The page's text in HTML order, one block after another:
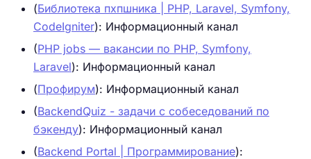
(Библиотека пхпшника | PHP, Laravel, Symfony,
CodeIgniter): Информационный канал
(PHP jobs — вакансии по PHP, Symfony,
Laravel): Информационный канал
(Профирум): Информационный канал
(BackendQuiz - задачи с собеседований по
бэкенду): Информационный канал
(Backend Portal | Программирование):